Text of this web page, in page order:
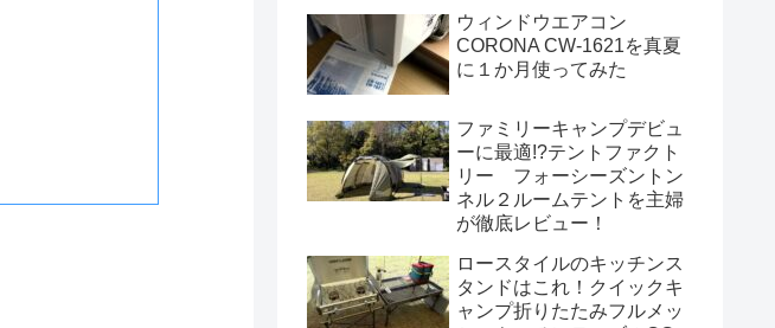
ウィンドウエアコン
CORONA CW-1621を真夏
に１か月使ってみた
ファミリーキャンプデビュ
ーに最適!?テントファクト
リー フォーシーズントン
ネル２ルームテントを主婦
が徹底レビュー！
ロースタイルのキッチンス
タンドはこれ！クイックキ
ャンプ折りたたみフルメッ